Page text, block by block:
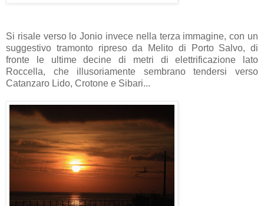
Si risale verso lo Jonio invece nella terza immagine, con un
suggestivo tramonto ripreso da Melito di Porto Salvo, di
fronte le ultime decine di metri di elettrificazione lato
Roccella, che illusoriamente sembrano tendersi verso
Catanzaro Lido, Crotone e Sibari...